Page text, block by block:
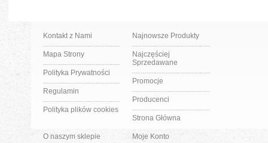
Kontakt z Nami
Mapa Strony
Polityka Prywatności
Regulamin
Polityka plików cookies
Najnowsze Produkty
Najczęściej
Sprzedawane
Promocje
Producenci
Strona Główna
O naszym sklepie Moje Konto